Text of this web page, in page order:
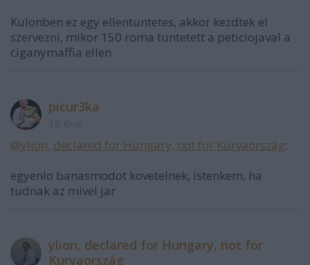
Kulonben ez egy ellentuntetes, akkor kezdtek el
szervezni, mikor 150 roma tuntetett a peticiojaval a
ciganymaffia ellen.
picur3ka
@ylion, declared for Hungary, not for Kurvaország:
egyenlo banasmodot kovetelnek, istenkem, ha
tudnak az mivel jar
ylion, declared for Hungary, not for
Kurvaország